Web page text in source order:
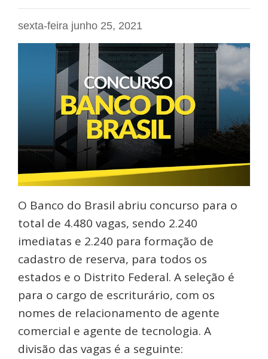
sexta-feira junho 25, 2021
O Banco do Brasil abriu concurso para o
total de 4.480 vagas, sendo 2.240
imediatas e 2.240 para formação de
cadastro de reserva, para todos os
estados e o Distrito Federal. A seleção é
para o cargo de escriturário, com os
nomes de relacionamento de agente
comercial e agente de tecnologia. A
divisão das vagas é a seguinte: